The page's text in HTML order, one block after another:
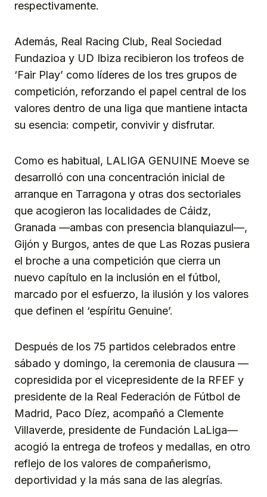
respectivamente.
Además, Real Racing Club, Real Sociedad
Fundazioa y UD Ibiza recibieron los trofeos de
‘Fair Play’ como líderes de los tres grupos de
competición, reforzando el papel central de los
valores dentro de una liga que mantiene intacta
su esencia: competir, convivir y disfrutar.
Como es habitual, LALIGA GENUINE Moeve se
desarrolló con una concentración inicial de
arranque en Tarragona y otras dos sectoriales
que acogieron las localidades de Cáidz,
Granada —ambas con presencia blanquiazul—,
Gijón y Burgos, antes de que Las Rozas pusiera
el broche a una competición que cierra un
nuevo capítulo en la inclusión en el fútbol,
marcado por el esfuerzo, la ilusión y los valores
que definen el ‘espíritu Genuine’.
Después de los 75 partidos celebrados entre
sábado y domingo, la ceremonia de clausura —
copresidida por el vicepresidente de la RFEF y
presidente de la Real Federación de Fútbol de
Madrid, Paco Díez, acompañó a Clemente
Villaverde, presidente de Fundación LaLiga—
acogió la entrega de trofeos y medallas, en otro
reflejo de los valores de compañerismo,
deportividad y la más sana de las alegrías.